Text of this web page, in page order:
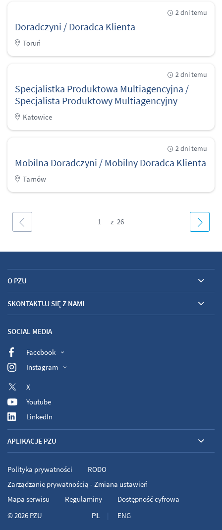
Doradczyni / Doradca Klienta
2 dni temu
Toruń
Specjalistka Produktowa Multiagencyjna /
Specjalista Produktowy Multiagencyjny
2 dni temu
Katowice
Mobilna Doradczyni / Mobilny Doradca Klienta
2 dni temu
Tarnów
1
O PZU
SKONTAKTUJ SIĘ Z NAMI
SOCIAL MEDIA
Facebook
Instagram
X
Youtube
LinkedIn
APLIKACJE PZU
PL ENG
Polityka prywatności
RODO
Zarządzanie prywatnością - Zmiana ustawień
Mapa serwisu
Regulaminy
Dostępność cyfrowa
© 2026 PZU